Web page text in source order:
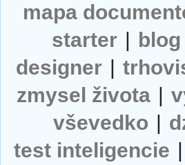
mapa
starter | blog
designer |
zmysel života |
vševedko |
test inteligencie |